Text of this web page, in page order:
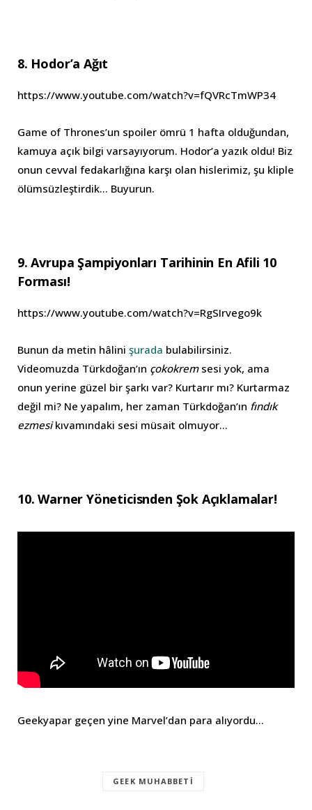
8. Hodor’a Ağıt
https://www.youtube.com/watch?v=fQVRcTmWP34
Game of Thrones’un spoiler ömrü 1 hafta olduğundan,
kamuya açık bilgi varsayıyorum. Hodor’a yazık oldu! Biz
onun cevval fedakarlığına karşı olan hislerimiz, şu kliple
ölümsüzleştirdik… Buyurun.
9. Avrupa Şampiyonları Tarihinin En Afili 10
Forması!
https://www.youtube.com/watch?v=RgSIrvego9k
Bunun da metin hâlini şurada bulabilirsiniz.
Videomuzda Türkdoğan’ın çokokremsesi yok, ama
onun yerine güzel bir şarkı var? Kurtarır mı? Kurtarmaz
değil mi? Ne yapalım, her zaman Türkdoğan’ın fındık
ezmesikıvamındaki sesi müsait olmuyor…
10. Warner Yöneticisnden Şok Açıklamalar!
Geekyapar geçen yine Marvel’dan para alıyordu…
GEEK MUHABBETI